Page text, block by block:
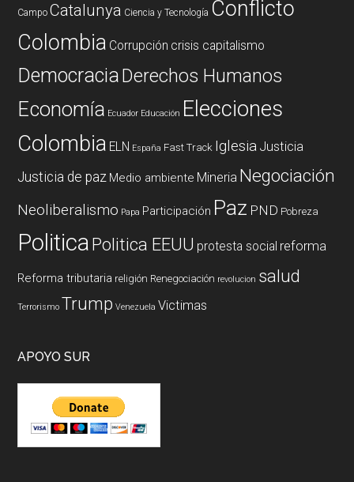
Campo Catalunya Ciencia y Tecnología Conflicto
Colombia Corrupción crisis capitalismo
DemocraciaDerechos Humanos
Economía Ecuador Educación Elecciones
Colombia ELN España Fast Track Iglesia Justicia
Justicia de paz Medio ambiente Mineria Negociación
Neoliberalismo Papa Participación Paz PND Pobreza
PoliticaPolitica EEUU protesta social reforma
Reforma tributaria religión Renegociación revolucion salud
Terrorismo Trump Venezuela Victimas
APOYO SUR